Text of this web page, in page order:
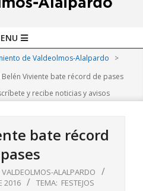
de Valdeolmos-Alalpardo
>
Belén Viviente bate récord de pases
y recibe noticias y avisos
bate récord
ALALPARDO
2016 TEMA: FESTEJOS